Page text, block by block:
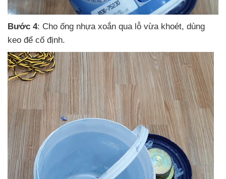
Bước 4: Cho ống nhựa xoắn qua lỗ vừa khoét, dùng
keo để cố định.